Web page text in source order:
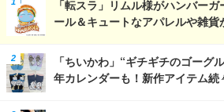
「転スラ」リムル様がハンバー
ール＆キュートなアパレルや雑貨
「ちいかわ」“ギチギチのゴーグ
年カレンダーも！新作アイテム続